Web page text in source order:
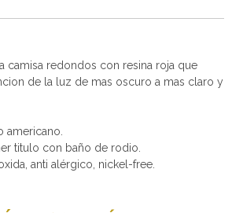
camisa redondos con resina roja que
de la luz de mas oscuro a mas claro y
americano.
titulo con baño de rodio.
anti alérgico, nickel-free.